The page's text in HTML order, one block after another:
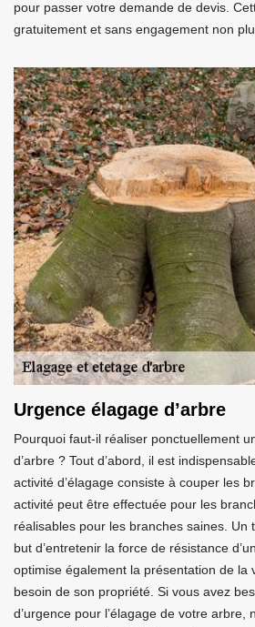
pour passer votre demande de devis.
gratuitement et sans engagement non
Urgence élagage d’arbre
Pourquoi faut-il réaliser ponctuellement
d’arbre ? Tout d’abord, il est
activité d’élagage consiste à couper les
activité peut être effectuée pour les
réalisables pour les branches saines. Un
but d’entretenir la force de résistance
optimise également la présentation de la
besoin de son propriété. Si vous avez
d’urgence pour l’élagage de votre arbre,